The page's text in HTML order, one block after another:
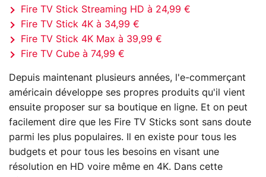
Fire TV Stick Streaming HD à 24,99 €
Fire TV Stick 4K à 34,99 €
Fire TV Stick 4K Max à 39,99 €
Fire TV Cube à 74,99 €
Depuis maintenant plusieurs années, l'e-commerçant
américain développe ses propres produits qu'il vient
ensuite proposer sur sa boutique en ligne. Et on peut
facilement dire que les Fire TV Sticks sont sans doute
parmi les plus populaires. Il en existe pour tous les
budgets et pour tous les besoins en visant une
résolution en HD voire même en 4K. Dans cette